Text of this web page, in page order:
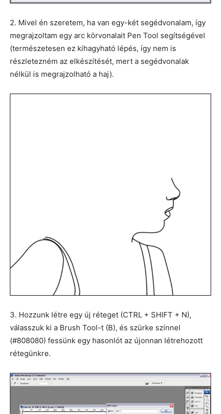
2. Mivel én szeretem, ha van egy-két segédvonalam, így
megrajzoltam egy arc körvonalait Pen Tool segítségével
(természetesen ez kihagyható lépés, így nem is
részletezném az elkészítését, mert a segédvonalak
nélkül is megrajzolható a haj).
3. Hozzunk létre egy új réteget (CTRL + SHIFT + N),
válasszuk ki a Brush Tool-t (B), és szürke színnel
(#808080) fessünk egy hasonlót az újonnan létrehozott
rétegünkre.